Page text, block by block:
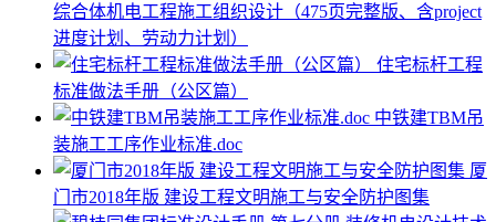
综合体机电工程施工组织设计（475页完整版、含project
进度计划、劳动力计划）
住宅标杆工程
标准做法手册（公区篇）
中铁建TBM吊
装施工工序作业标准.doc
厦
门市2018年版 建设工程文明施工与安全防护图集